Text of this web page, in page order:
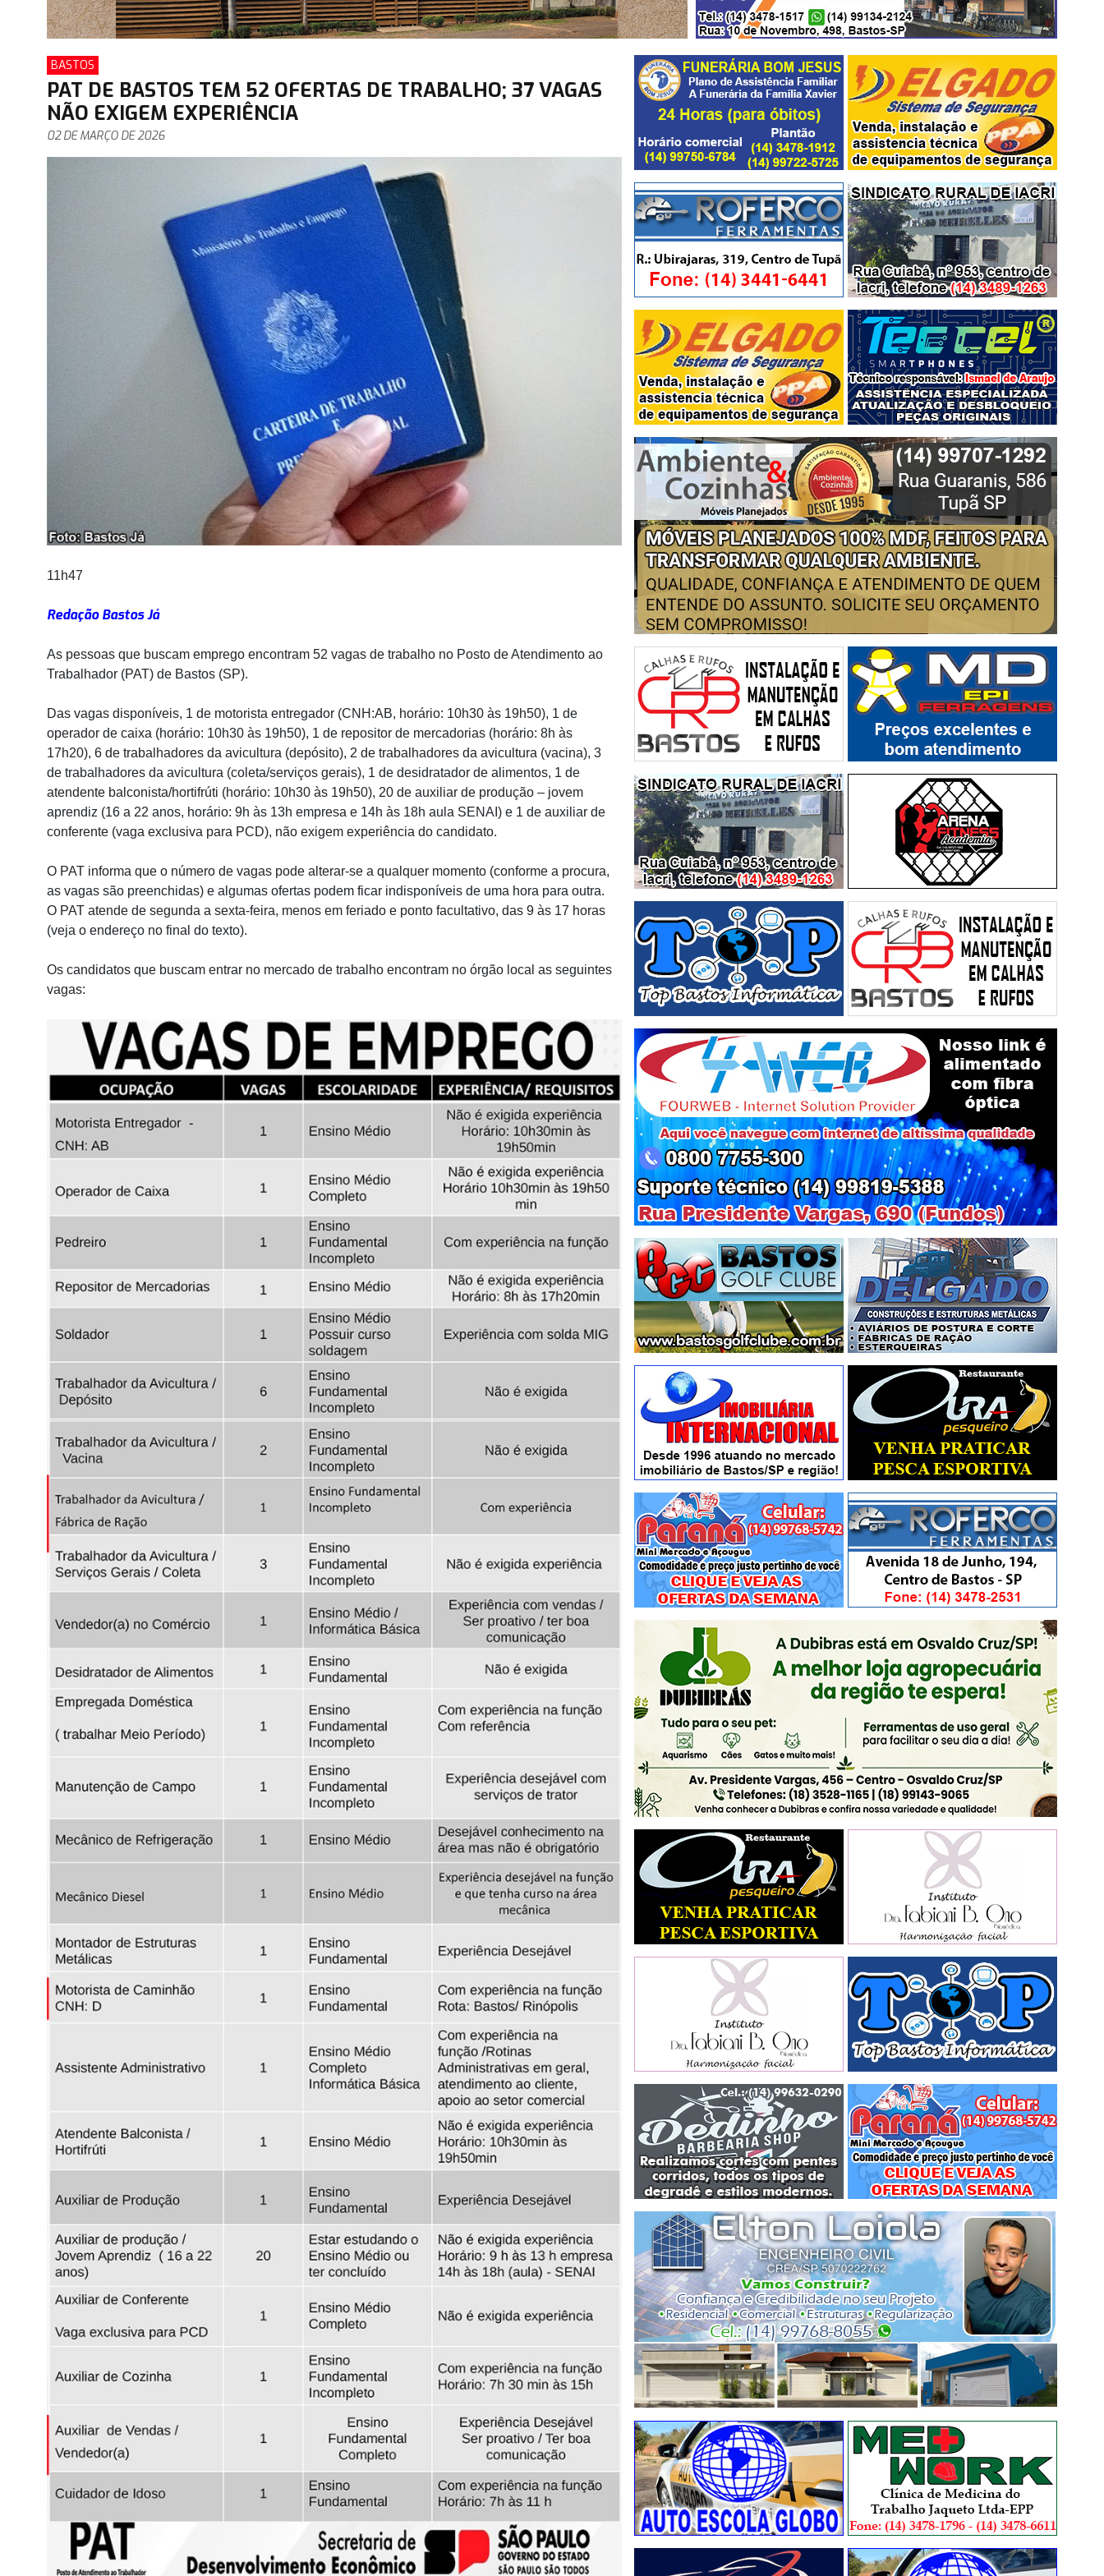
BASTOS
PAT DE BASTOS TEM 52 OFERTAS DE TRABALHO; 37 VAGAS
NÃO EXIGEM EXPERIÊNCIA
02 DE MARÇO DE 2026
11h47
Redação Bastos Já
As pessoas que buscam emprego encontram 52 vagas de trabalho no Posto de Atendimento ao
Trabalhador (PAT) de Bastos (SP).
Das vagas disponíveis, 1 de motorista entregador (CNH:AB, horário: 10h30 às 19h50), 1 de
operador de caixa (horário: 10h30 às 19h50), 1 de repositor de mercadorias (horário: 8h às
17h20), 6 de trabalhadores da avicultura (depósito), 2 de trabalhadores da avicultura (vacina), 3
de trabalhadores da avicultura (coleta/serviços gerais), 1 de desidratador de alimentos, 1 de
atendente balconista/hortifrúti (horário: 10h30 às 19h50), 20 de auxiliar de produção – jovem
aprendiz (16 a 22 anos, horário: 9h às 13h empresa e 14h às 18h aula SENAI) e 1 de auxiliar de
conferente (vaga exclusiva para PCD), não exigem experiência do candidato.
O PAT informa que o número de vagas pode alterar-se a qualquer momento (conforme a procura,
as vagas são preenchidas) e algumas ofertas podem ficar indisponíveis de uma hora para outra.
O PAT atende de segunda a sexta-feira, menos em feriado e ponto facultativo, das 9 às 17 horas
(veja o endereço no final do texto).
Os candidatos que buscam entrar no mercado de trabalho encontram no órgão local as seguintes
vagas: